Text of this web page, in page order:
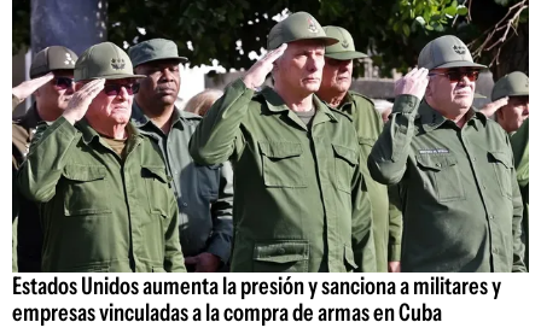
Estados Unidos aumenta la presión y sanciona a militares y
empresas vinculadas a la compra de armas en Cuba